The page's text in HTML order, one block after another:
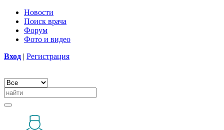
Новости
Поиск врача
Форум
Фото и видео
Вход | Регистрация